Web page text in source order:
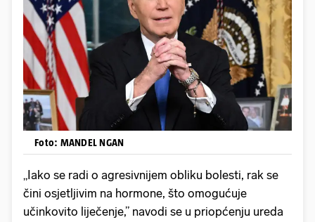
Foto: MANDEL NGAN
„Iako se radi o agresivnijem obliku bolesti, rak se
čini osjetljivim na hormone, što omogućuje
učinkovito liječenje,” navodi se u priopćenju ureda